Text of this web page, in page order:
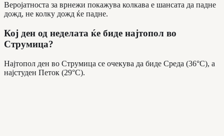
Веројатноста за врнежи покажува колкава е шансата да падне
дожд, не колку дожд ќе падне.
Кој ден од неделата ќе биде најтопол во
Струмица?
Најтопол ден во Струмица се очекува да биде Среда (36°C), а
најстуден Петок (29°C).